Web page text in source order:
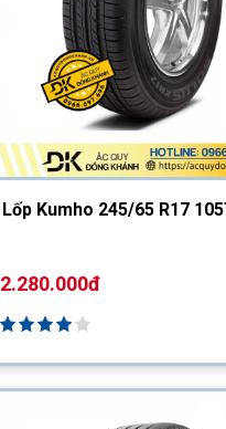
Lốp Kumho 245/65 R17
2.280.000đ